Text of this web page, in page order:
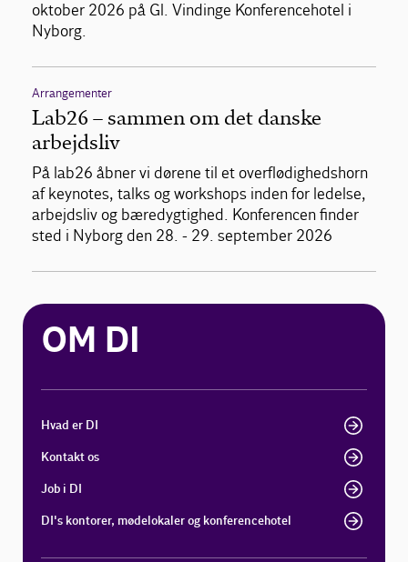
oktober 2026 på Gl. Vindinge Konferencehotel i
Nyborg.
Arrangementer
Lab26 – sammen om det danske
arbejdsliv
På lab26 åbner vi dørene til et overflødighedshorn
af keynotes, talks og workshops inden for ledelse,
arbejdsliv og bæredygtighed. Konferencen finder
sted i Nyborg den 28. - 29. september 2026
OM DI
Hvad er DI
Kontakt os
Job i DI
DI's kontorer, mødelokaler og konferencehotel